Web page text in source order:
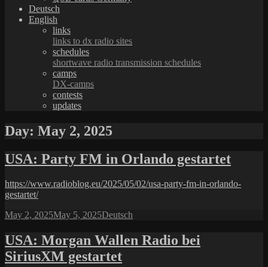
Deutsch
English
links
links to dx radio sites
schedules
shortwave radio transmission schedules
camps
DX-camps
contests
updates
Day: May 2, 2025
USA: Party FM in Orlando gestartet
https://www.radioblog.eu/2025/05/02/usa-party-fm-in-orlando-
gestartet/
Posted
May 2, 2025May 5, 2025Categories
Deutsch
USA: Morgan Wallen Radio bei
SiriusXM gestartet